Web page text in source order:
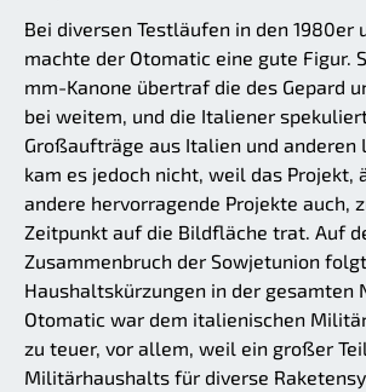
Bei diversen Testläufen in den 1980er
machte der Otomatic eine gute Figur.
mm-Kanone übertraf die des Gepard
bei weitem, und die Italiener
Großaufträge aus Italien und anderen
kam es jedoch nicht, weil das Projekt,
andere hervorragende Projekte auch,
Zeitpunkt auf die Bildfläche trat. Auf
Zusammenbruch der Sowjetunion
Haushaltskürzungen in der gesamten
Otomatic war dem italienischen
zu teuer, vor allem, weil ein großer
Militärhaushalts für diverse